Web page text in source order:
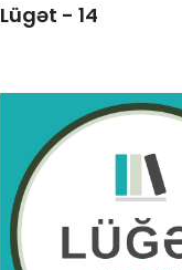
Lügət - 14